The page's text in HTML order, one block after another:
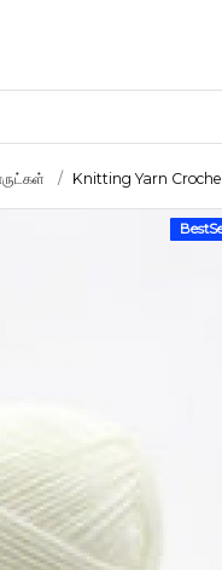
Knitting Yarn